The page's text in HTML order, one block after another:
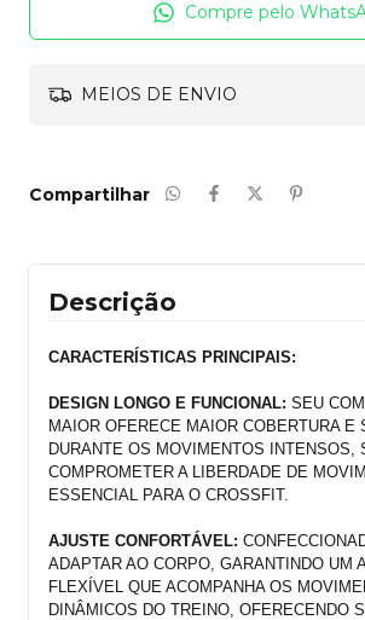
Compre pelo
MEIOS DE ENVIO
Compartilhar
Descrição
CARACTERÍSTICAS PRINCIPAIS:
DESIGN LONGO E FUNCIONAL: SEU
MAIOR OFERECE MAIOR COBERTURA E
DURANTE OS MOVIMENTOS INTENSOS,
COMPROMETER A LIBERDADE DE
ESSENCIAL PARA O CROSSFIT.
AJUSTE CONFORTÁVEL:
ADAPTAR AO CORPO, GARANTINDO UM
FLEXÍVEL QUE ACOMPANHA OS
DINÂMICOS DO TREINO, OFERECENDO